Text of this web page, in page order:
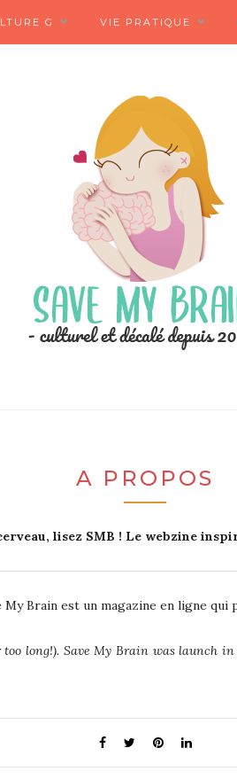
G VIE PRATIQUE
A PROPOS
lisez SMB ! Le webzine
Brain est un magazine en ligne
long!). Save My Brain was launch